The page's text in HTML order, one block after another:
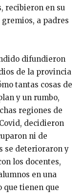
recibieron en su
a padres
difundieron
de la provincia
tantas cosas de
y un rumbo,
regiones de
decidieron
ni de
se deterioraron y
los docentes,
en una
que tienen que